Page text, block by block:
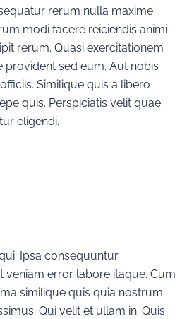
rerum nulla maxime
modi facere reiciendis animi
rerum. Quasi exercitationem
provident sed eum. Aut nobis
Similique quis a libero
quis. Perspiciatis velit quae
eligendi.
Ipsa consequuntur
veniam error labore itaque. Cum
similique quis quia nostrum.
Qui velit et ullam in. Quis